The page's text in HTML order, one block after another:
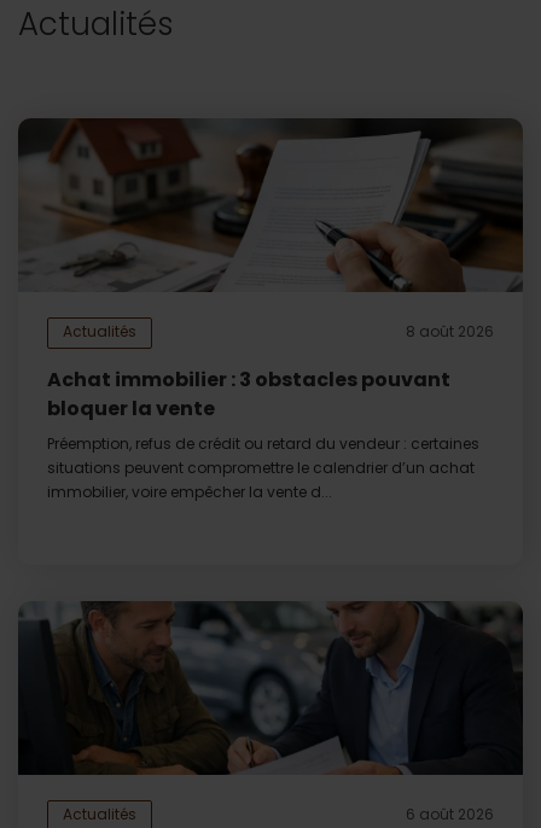
Actualités
Actualités 8 août 2026
Achat immobilier : 3 obstacles pouvant
bloquer la vente
Préemption, refus de crédit ou retard du vendeur : certaines
situations peuvent compromettre le calendrier d’un achat
immobilier, voire empêcher la vente d...
Actualités 6 août 2026